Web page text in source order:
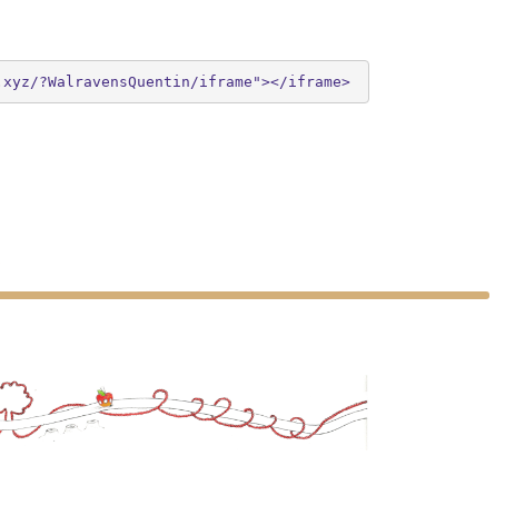
<iframe class="auto-resize" width="100%" scroll="no" frameborder="0" src="https://polesenpomme.xyz/?WalravensQuentin/iframe"></iframe>